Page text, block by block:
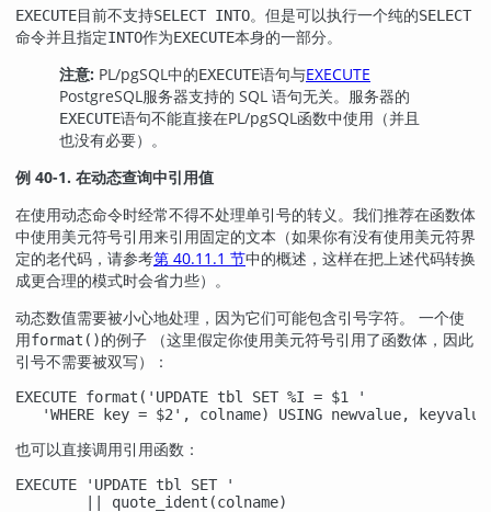
EXECUTE目前不支持SELECT INTO。但是可以执行一个纯的SELECT
命令并且指定INTO作为EXECUTE本身的一部分。
注意: PL/pgSQL中的EXECUTE语句与EXECUTE
PostgreSQL服务器支持的 SQL 语句无关。服务器的
EXECUTE语句不能直接在PL/pgSQL函数中使用（并且
也没有必要）。
例 40-1. 在动态查询中引用值
在使用动态命令时经常不得不处理单引号的转义。我们推荐在函数体
中使用美元符号引用来引用固定的文本（如果你有没有使用美元符界
定的老代码，请参考第 40.11.1 节中的概述，这样在把上述代码转换
成更合理的模式时会省力些）。
动态数值需要被小心地处理，因为它们可能包含引号字符。 一个使
用format()的例子 （这里假定你使用美元符号引用了函数体，因此
引号不需要被双写）：
EXECUTE format('UPDATE tbl SET %I = $1 '
'WHERE key = $2', colname) USING newvalue,
也可以直接调用引用函数：
EXECUTE 'UPDATE tbl SET '
        || quote_ident(colname)